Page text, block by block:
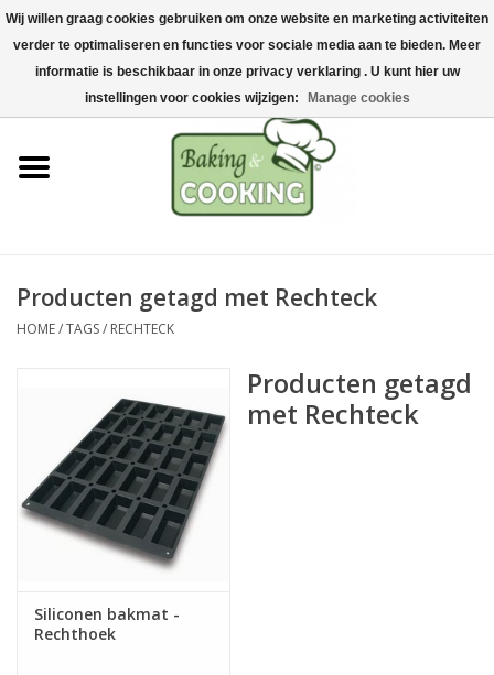
Home
Bak-& kookgerei
Machines & onderdelen
Chocolade & ijsbereiding
Hygiëne & opslag
Grondstoffen & Presentatie
Acties
Producten getagd met Rechteck
HOME/TAGS/ RECHTECK
Siliconen bakmat -
Rechthoek
Producten getagd
met Rechteck
Wij willen graag cookies gebruiken om onze website en marketing activiteiten
verder te optimaliseren en functies voor sociale media aan te bieden. Meer
informatie is beschikbaar in onze privacy verklaring . U kunt hier uw
instellingen voor cookies wijzigen:
Manage cookies